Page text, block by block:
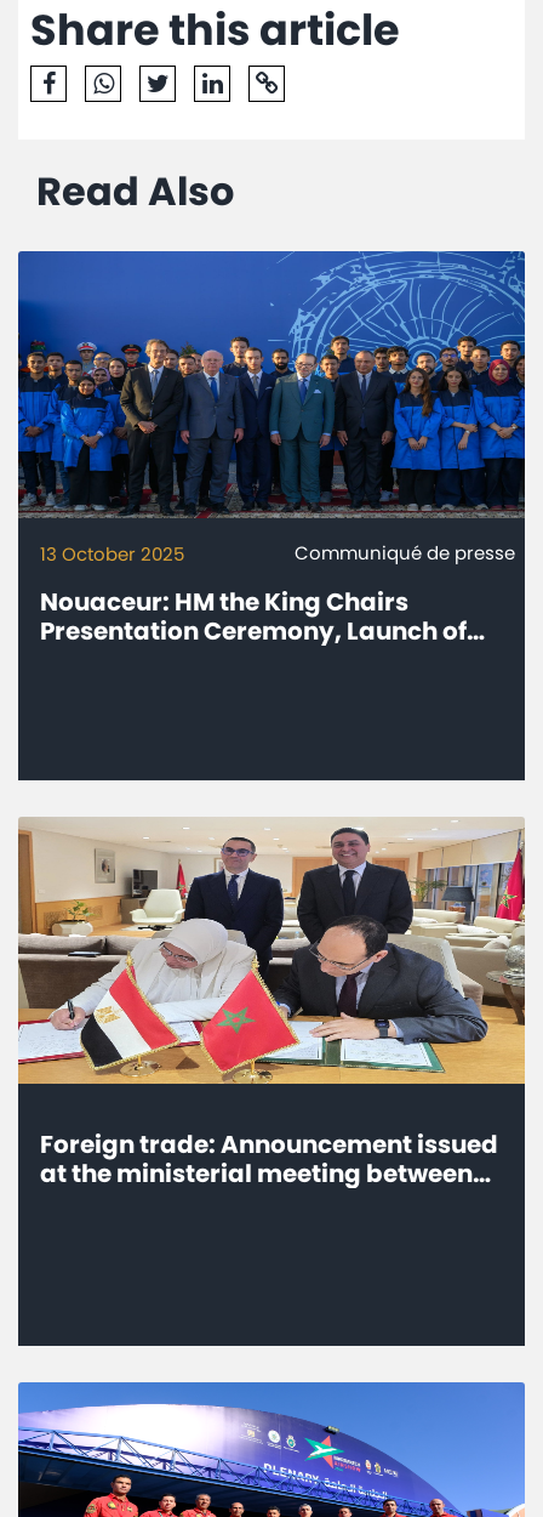
Share this article
Read Also
13 October 2025 Communiqué de presse
Nouaceur: HM the King Chairs
Presentation Ceremony, Launch of
Foreign trade: Announcement issued
at the ministerial meeting between